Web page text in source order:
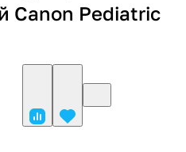
Canon Pediatric